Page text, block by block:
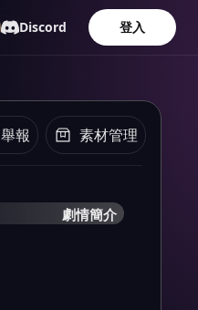
Discord 登入
舉報 素材管理
劇情簡介